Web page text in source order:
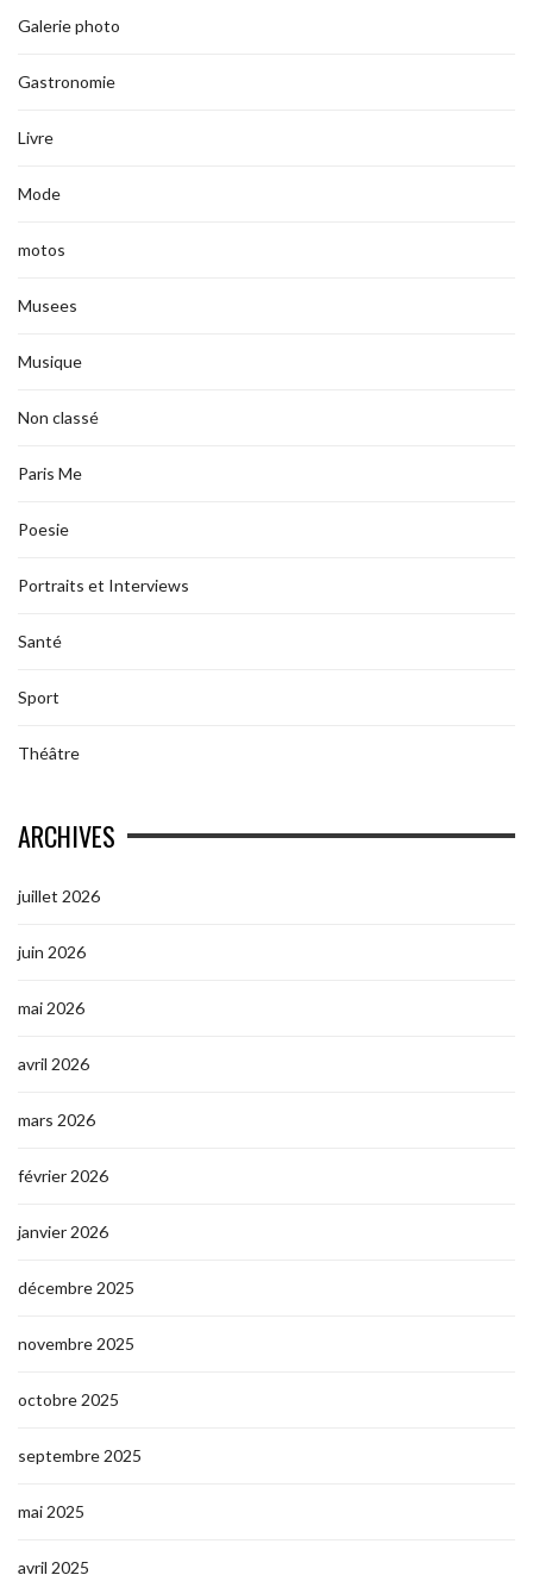
Galerie photo
Gastronomie
Livre
Mode
motos
Musees
Musique
Non classé
Paris Me
Poesie
Portraits et Interviews
Santé
Sport
Théâtre
ARCHIVES
juillet 2026
juin 2026
mai 2026
avril 2026
mars 2026
février 2026
janvier 2026
décembre 2025
novembre 2025
octobre 2025
septembre 2025
mai 2025
avril 2025